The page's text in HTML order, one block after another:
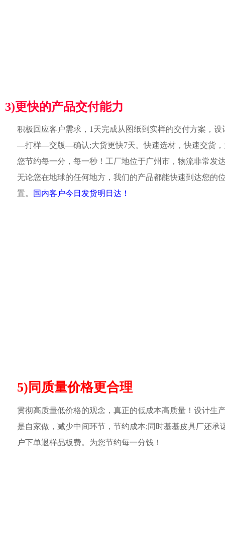
3)更快的产品交付能力
积极回应客户需求，1天完成从图纸到实样的交付方案，设
—打样—交版—确认;大货更快7天。快速选材，快速交货
您节约每一分，每一秒！工厂地位于广州市，物流非常发
无论您在地球的任何地方，我们的产品都能快速到达您的
置。
国内客户今日发货明日达！
5)同质量价格更合理
贯彻高质量低价格的观念，真正的低成本高质量！设计生
是自家做，减少中间环节，节约成本;同时基基皮具厂还承
户下单退样品板费。为您节约每一分钱！